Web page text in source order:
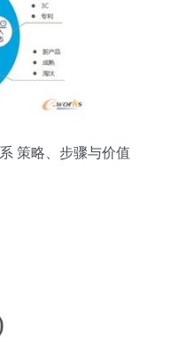
策略、步骤与价值